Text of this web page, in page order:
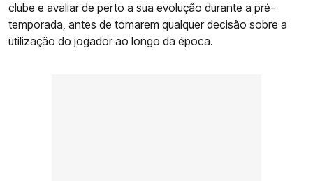
clube e avaliar de perto a sua evolução durante a pré-
temporada, antes de tomarem qualquer decisão sobre a
utilização do jogador ao longo da época.